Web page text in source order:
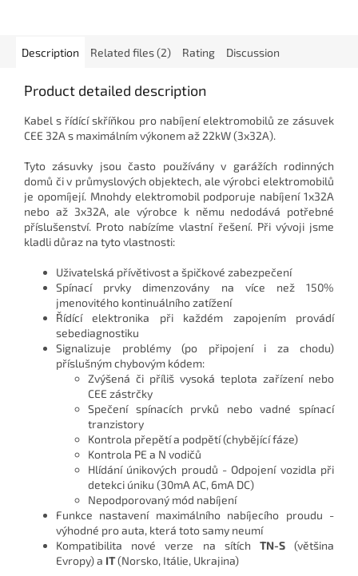
Description Related files (2) Rating Discussion
Product detailed description
Kabel s řídící skříňkou pro nabíjení elektromobilů ze zásuvek
CEE 32A s maximálním výkonem až 22kW (3x32A).
Tyto zásuvky jsou často používány v garážích rodinných
domů či v průmyslových objektech, ale výrobci elektromobilů
je opomíjejí. Mnohdy elektromobil podporuje nabíjení 1x32A
nebo až 3x32A, ale výrobce k němu nedodává potřebné
příslušenství. Proto nabízíme vlastní řešení. Při vývoji jsme
kladli důraz na tyto vlastnosti:
Uživatelská přívětivost a špičkové zabezpečení
Spínací prvky dimenzovány na více než 150%
jmenovitého kontinuálního zatížení
Řídící elektronika při každém zapojením provádí
sebediagnostiku
Signalizuje problémy (po připojení i za chodu)
příslušným chybovým kódem:
Zvýšená či příliš vysoká teplota zařízení nebo
CEE zástrčky
Spečení spínacích prvků nebo vadné spínací
tranzistory
Kontrola přepětí a podpětí (chybějící fáze)
Kontrola PE a N vodičů
Hlídání únikových proudů - Odpojení vozidla při
detekci úniku (30mA AC, 6mA DC)
Nepodporovaný mód nabíjení
Funkce nastavení maximálního nabíjecího proudu -
výhodné pro auta, která toto samy neumí
Kompatibilita nové verze na sítích TN-S(většina
Evropy) a IT(Norsko, Itálie, Ukrajina)